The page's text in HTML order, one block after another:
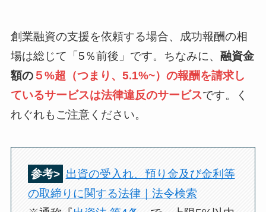
創業融資の支援を依頼する場合、成功報酬の相
場は総じて「5％前後」です。ちなみに、 融資金
額の５%超（つまり、5.1%~）の報酬を請求し
ているサービスは法律違反のサービスです。く
れぐれもご注意ください。
参考> 出資の受入れ、預り金及び金利等
の取締りに関する法律｜法令検索